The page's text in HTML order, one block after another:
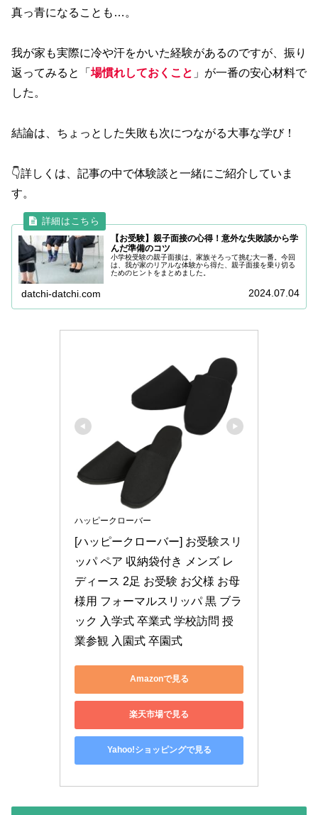
真っ青になることも…。
我が家も実際に冷や汗をかいた経験があるのですが、振り
返ってみると「 場慣れしておくこと 」が一番の安心材料で
した。
結論は、ちょっとした失敗も次につながる大事な学び！
👇詳しくは、記事の中で体験談と一緒にご紹介していま
す。
【お受験】親子面接の心得！意外な失敗談から学
んだ準備のコツ
小学校受験の親子面接は、家族そろって挑む大一番。今回
は、我が家のリアルな体験から得た、親子面接を乗り切る
ためのヒントをまとめました。
datchi-datchi.com 2024.07.04
ハッピークローバー
[ハッピークローバー] お受験スリ
ッパ ペア 収納袋付き メンズ レ
ディース 2足 お受験 お父様 お母
様用 フォーマルスリッパ 黒 ブラ
ック 入学式 卒業式 学校訪問 授
業参観 入園式 卒園式
Amazonで見る
楽天市場で見る
Yahoo!ショッピングで見る